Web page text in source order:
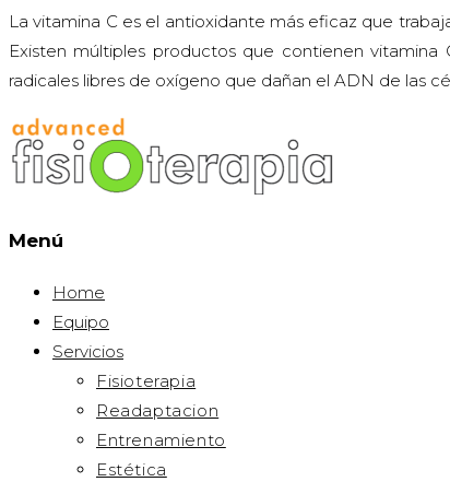
La vitamina C es el antioxidante más eficaz que
Existen múltiples productos que contienen
radicales libres de oxígeno que dañan el ADN de las
Menú
Home
Equipo
Servicios
Fisioterapia
Readaptacion
Entrenamiento
Estética